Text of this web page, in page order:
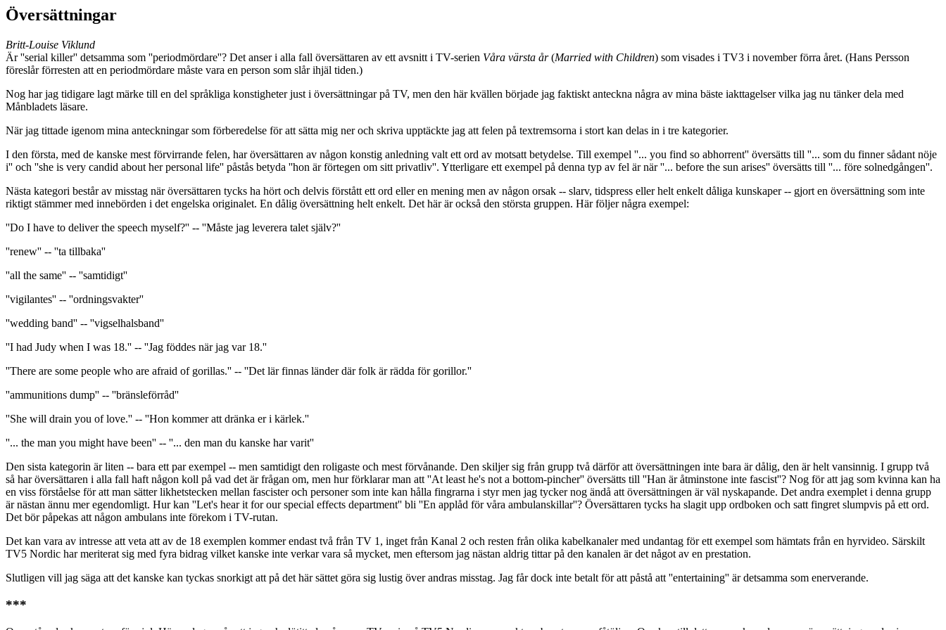
Översättningar
Britt-Louise Viklund
Är ''serial killer'' detsamma som ''periodmördare''? Det anser i alla fall översättaren av ett avsnitt i TV-serien Våra värsta år(Married with Children) som visades i TV3 i november förra året. (Hans Persson
föreslår förresten att en periodmördare måste vara en person som slår ihjäl tiden.)
Nog har jag tidigare lagt märke till en del språkliga konstigheter just i översättningar på TV, men den här kvällen började jag faktiskt anteckna några av mina bäste iakttagelser vilka jag nu tänker dela med
Månbladets läsare.
När jag tittade igenom mina anteckningar som förberedelse för att sätta mig ner och skriva upptäckte jag att felen på textremsorna i stort kan delas in i tre kategorier.
I den första, med de kanske mest förvirrande felen, har översättaren av någon konstig anledning valt ett ord av motsatt betydelse. Till exempel ''... you find so abhorrent'' översätts till ''... som du finner sådant nöje
i'' och ''she is very candid about her personal life'' påstås betyda ''hon är förtegen om sitt privatliv''. Ytterligare ett exempel på denna typ av fel är när ''... before the sun arises'' översätts till ''... före solnedgången''.
Nästa kategori består av misstag när översättaren tycks ha hört och delvis förstått ett ord eller en mening men av någon orsak -- slarv, tidspress eller helt enkelt dåliga kunskaper -- gjort en översättning som inte
riktigt stämmer med innebörden i det engelska originalet. En dålig översättning helt enkelt. Det här är också den största gruppen. Här följer några exempel:
''Do I have to deliver the speech myself?'' -- ''Måste jag leverera talet själv?''
''renew'' -- ''ta tillbaka''
''all the same'' -- ''samtidigt''
''vigilantes'' -- ''ordningsvakter''
''wedding band'' -- ''vigselhalsband''
''I had Judy when I was 18.'' -- ''Jag föddes när jag var 18.''
''There are some people who are afraid of gorillas.'' -- ''Det lär finnas länder där folk är rädda för gorillor.''
''ammunitions dump'' -- ''bränsleförråd''
''She will drain you of love.'' -- ''Hon kommer att dränka er i kärlek.''
''... the man you might have been'' -- ''... den man du kanske har varit''
Den sista kategorin är liten -- bara ett par exempel -- men samtidigt den roligaste och mest förvånande. Den skiljer sig från grupp två därför att översättningen inte bara är dålig, den är helt vansinnig. I grupp två
så har översättaren i alla fall haft någon koll på vad det är frågan om, men hur förklarar man att ''At least he's not a bottom-pincher'' översätts till ''Han är åtminstone inte fascist''? Nog för att jag som kvinna kan ha
en viss förståelse för att man sätter likhetstecken mellan fascister och personer som inte kan hålla fingrarna i styr men jag tycker nog ändå att översättningen är väl nyskapande. Det andra exemplet i denna grupp
är nästan ännu mer egendomligt. Hur kan ''Let's hear it for our special effects department'' bli ''En applåd för våra ambulanskillar''? Översättaren tycks ha slagit upp ordboken och satt fingret slumpvis på ett ord.
Det bör påpekas att någon ambulans inte förekom i TV-rutan.
Det kan vara av intresse att veta att av de 18 exemplen kommer endast två från TV 1, inget från Kanal 2 och resten från olika kabelkanaler med undantag för ett exempel som hämtats från en hyrvideo. Särskilt
TV5 Nordic har meriterat sig med fyra bidrag vilket kanske inte verkar vara så mycket, men eftersom jag nästan aldrig tittar på den kanalen är det något av en prestation.
Slutligen vill jag säga att det kanske kan tyckas snorkigt att på det här sättet göra sig lustig över andras misstag. Jag får dock inte betalt för att påstå att ''entertaining'' är detsamma som enerverande.
***